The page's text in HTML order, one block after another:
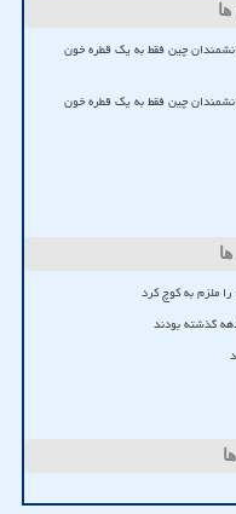
ها
حمل دانشمندان چین فقط به یک قطره خون
حمل دانشمندان چین فقط به یک قطره خون
ملزم به کوچ کرد
گذشته بودند